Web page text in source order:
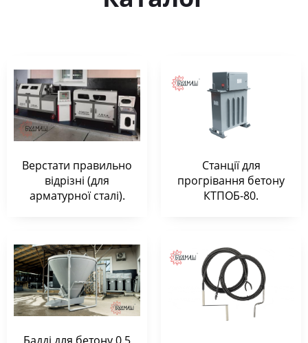
Верстати правильно
відрізні (для
арматурної сталі).
Станції для
прогрівання бетону
КТПОБ-80.